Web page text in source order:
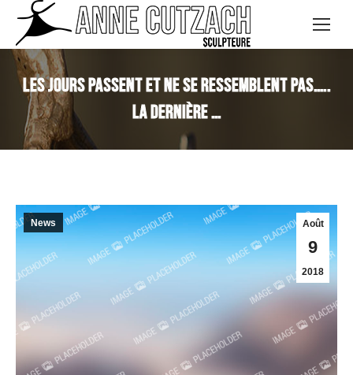
Les jours passent et ne se ressemblent pas…..
La dernière …
Août
9
2018
News